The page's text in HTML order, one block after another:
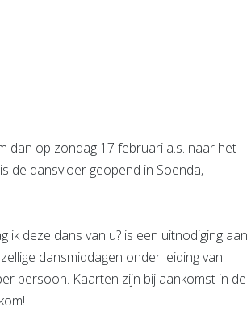
dan op zondag 17 februari a.s. naar het
de dansvloer geopend in Soenda,
ik deze dans van u? is een uitnodiging aan
dansmiddagen onder leiding van
persoon. Kaarten zijn bij aankomst in de